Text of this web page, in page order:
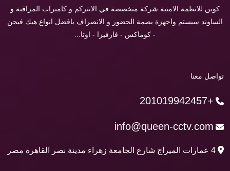
كوين للانظمة الامنية شركة متخصصة في الانتركم و كاميرات المراقبة و
الساوند سيستم واجهزة بصمة الحضور و الانصراف بافضل انواع هيك فيجن
- كوماكس - فارفيزا - اوتا...
تواصل معنا
+201019942457
info@queen-cctv.com
4 عمارات الميراج شارع الجامعة زهراء مدينة نصر القاهرة مصر